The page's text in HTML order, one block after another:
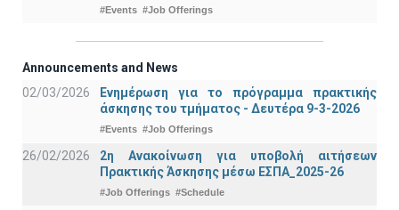
#Events #Job Offerings
Announcements and News
02/03/2026
Ενημέρωση για το πρόγραμμα πρακτικής
άσκησης του τμήματος - Δευτέρα 9-3-2026
#Events #Job Offerings
26/02/2026
2η Ανακοίνωση για υποβολή αιτήσεων
Πρακτικής Άσκησης μέσω ΕΣΠΑ_2025-26
#Job Offerings #Schedule